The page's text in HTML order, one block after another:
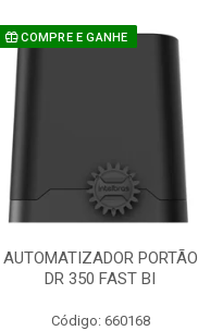
COMPRE E GANHE
AUTOMATIZADOR PORTÃO
DR 350 FAST BI
Código: 660168